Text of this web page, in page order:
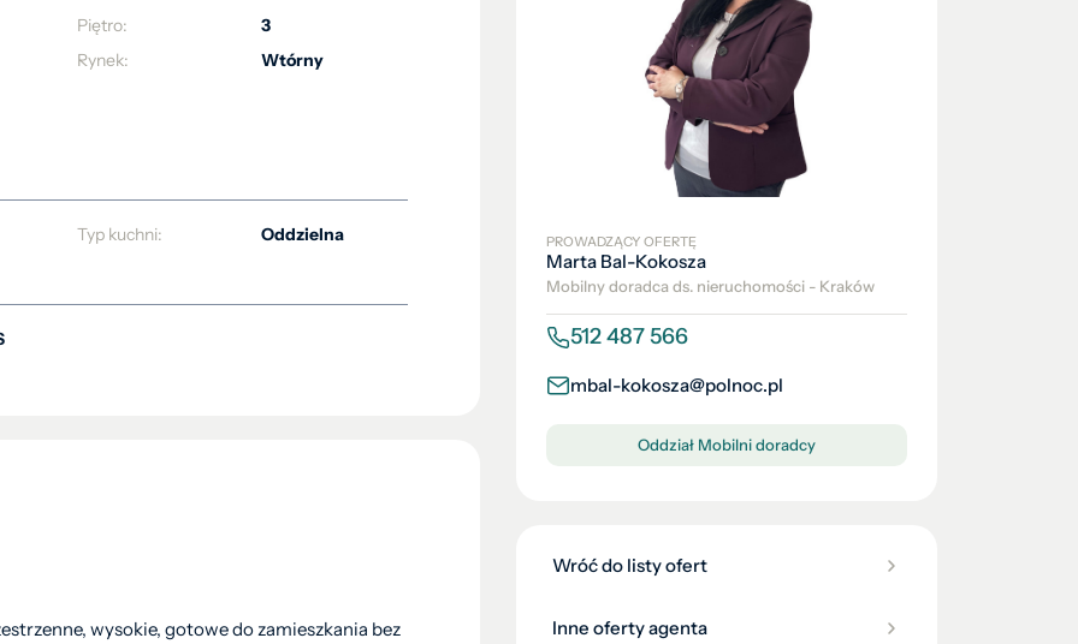
Piętro:
3
Rynek:
Wtórny
Typ kuchni: Oddzielna
wysokie, gotowe do zamieszkania bez
PROWADZĄCY OFERTĘ
Marta Bal-Kokosza
Mobilny doradca ds. nieruchomości - Kraków
512 487 566
mbal-kokosza@polnoc.pl
Oddział Mobilni doradcy
Wróć do listy ofert
Inne oferty agenta